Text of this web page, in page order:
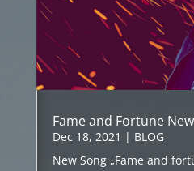
Fame and Fortune
Dec 18, 2021 | BLOG
New Song „Fame and